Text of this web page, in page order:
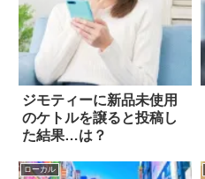
ジモティーに新品未使用
のケトルを譲ると投稿し
た結果…は？
ローカル